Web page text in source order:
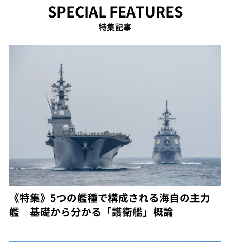
SPECIAL FEATURES
特集記事
《特集》5つの艦種で構成される海自の主力
艦 基礎から分かる「護衛艦」概論